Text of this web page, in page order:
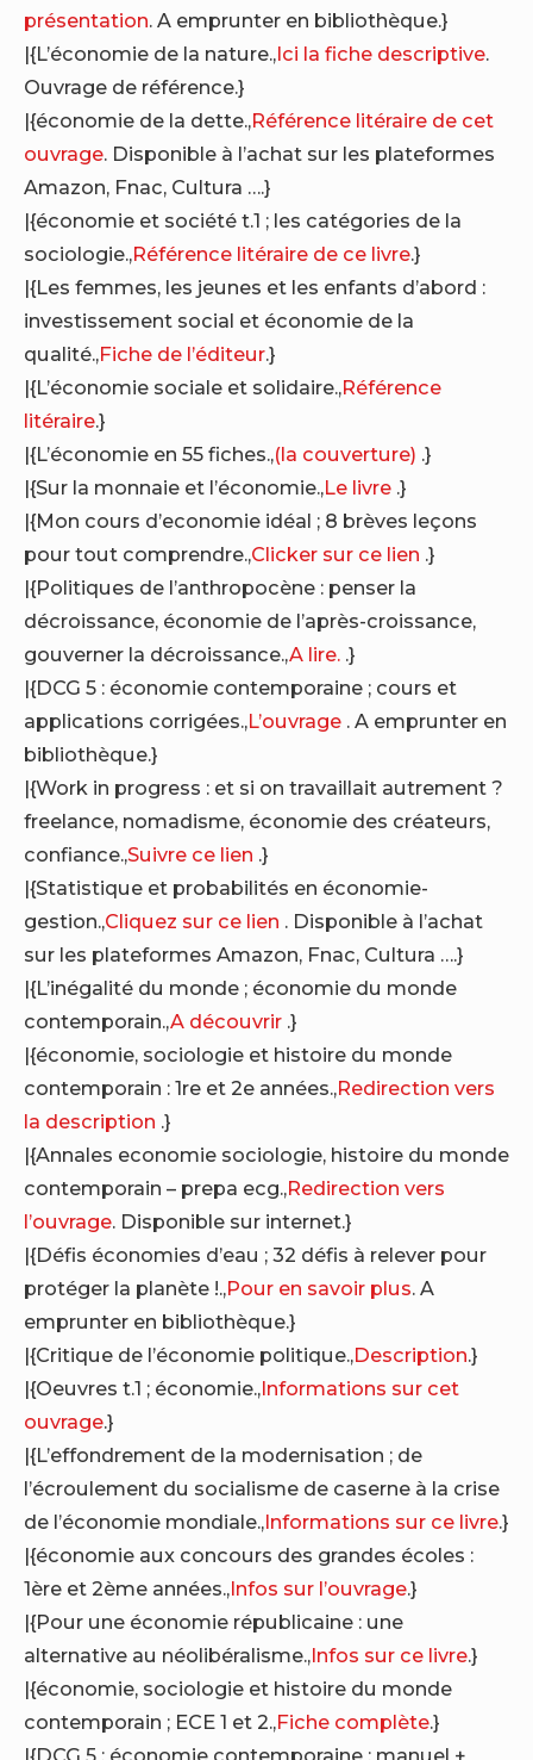
présentation. A emprunter en bibliothèque.}
|{L’économie de la nature.,Ici la fiche descriptive.
Ouvrage de référence.}
|{économie de la dette.,Référence litéraire de cet
ouvrage. Disponible à l’achat sur les plateformes
Amazon, Fnac, Cultura ….}
|{économie et société t.1 ; les catégories de la
sociologie.,Référence litéraire de ce livre.}
|{Les femmes, les jeunes et les enfants d’abord :
investissement social et économie de la
qualité.,Fiche de l’éditeur.}
|{L’économie sociale et solidaire.,Référence
litéraire.}
|{L’économie en 55 fiches.,(la couverture) .}
|{Sur la monnaie et l’économie.,Le livre .}
|{Mon cours d’economie idéal ; 8 brèves leçons
pour tout comprendre.,Clicker sur ce lien .}
|{Politiques de l’anthropocène : penser la
décroissance, économie de l’après-croissance,
gouverner la décroissance.,A lire. .}
|{DCG 5 : économie contemporaine ; cours et
applications corrigées.,L’ouvrage . A emprunter en
bibliothèque.}
|{Work in progress : et si on travaillait autrement ?
freelance, nomadisme, économie des créateurs,
confiance.,Suivre ce lien .}
|{Statistique et probabilités en économie-
gestion.,Cliquez sur ce lien . Disponible à l’achat
sur les plateformes Amazon, Fnac, Cultura ….}
|{L’inégalité du monde ; économie du monde
contemporain.,A découvrir .}
|{économie, sociologie et histoire du monde
contemporain : 1re et 2e années.,Redirection vers
la description .}
|{Annales economie sociologie, histoire du monde
contemporain – prepa ecg.,Redirection vers
l’ouvrage. Disponible sur internet.}
|{Défis économies d’eau ; 32 défis à relever pour
protéger la planète !.,Pour en savoir plus. A
emprunter en bibliothèque.}
|{Critique de l’économie politique.,Description.}
|{Oeuvres t.1 ; économie.,Informations sur cet
ouvrage.}
|{L’effondrement de la modernisation ; de
l’écroulement du socialisme de caserne à la crise
de l’économie mondiale.,Informations sur ce livre.}
|{économie aux concours des grandes écoles :
1ère et 2ème années.,Infos sur l’ouvrage.}
|{Pour une économie républicaine : une
alternative au néolibéralisme.,Infos sur ce livre.}
|{économie, sociologie et histoire du monde
contemporain ; ECE 1 et 2.,Fiche complète.}
|{DCG 5 : économie contemporaine ; manuel +